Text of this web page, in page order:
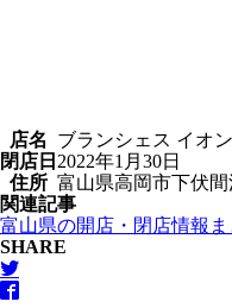
店名
ブランシェス イオ
閉店日 2022年1月30日
住所 富山県高岡市下伏間
関連記事
富山県の開店・閉店情報ま
SHARE